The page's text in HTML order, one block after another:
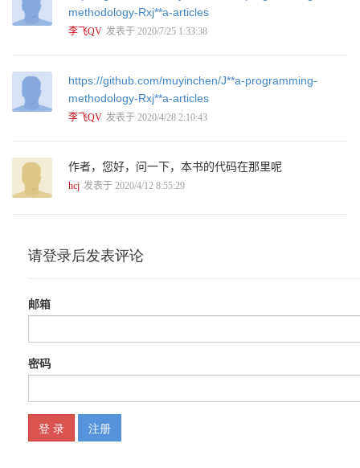
3.2.5 amb操作 142
3.3 高级操作 143
3.3.1 再谈累加器scan 143
3.3.4 使用distinct去重 148
3.3.5 使用distinctUntilChanged过滤重复数据 152
3.3.6 其他操作 152
第4章 对RxJava 2的设计探索 160
4.1 源的创建设计思路 160
4.2 中间操作的转承 162
5.1.1 DAO层面的处理工作 167
5.3 rxjava-web-spring-boot-starter的抽取设计 179
5.5 小结 196
第6章 RxJava 2中的多线程操作 197
6.1 初探RxJava并发编程 197
6.3 observeOn操作 216
6.4 unsubscribeOn操作 220
6.5 调度器Scheduler 226
methodology-Rxj**a-articles
李飞QV 发表于 2020/7/25 1:33:38
https://github.com/muyinchen/J**a-programming-
methodology-Rxj**a-articles
李飞QV 发表于 2020/4/28 2:10:43
作者，您好，问一下，本书的代码在那里呢
hcj 发表于 2020/4/12 8:55:29